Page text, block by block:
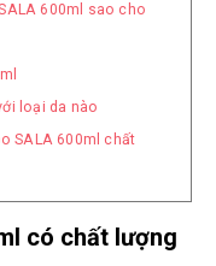
600ml sao cho
loại da nào
SALA 600ml chất
có chất lượng